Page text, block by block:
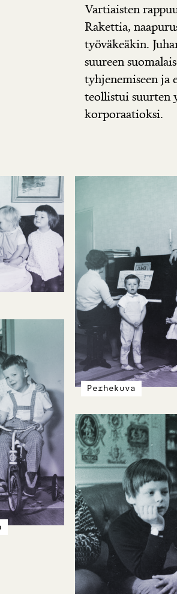
Vartiaisten
Rakettia,
työväkeäkin.
suureen
tyhjenemiseen ja
teollistui suurten
korporaatioksi.
Perhekuva